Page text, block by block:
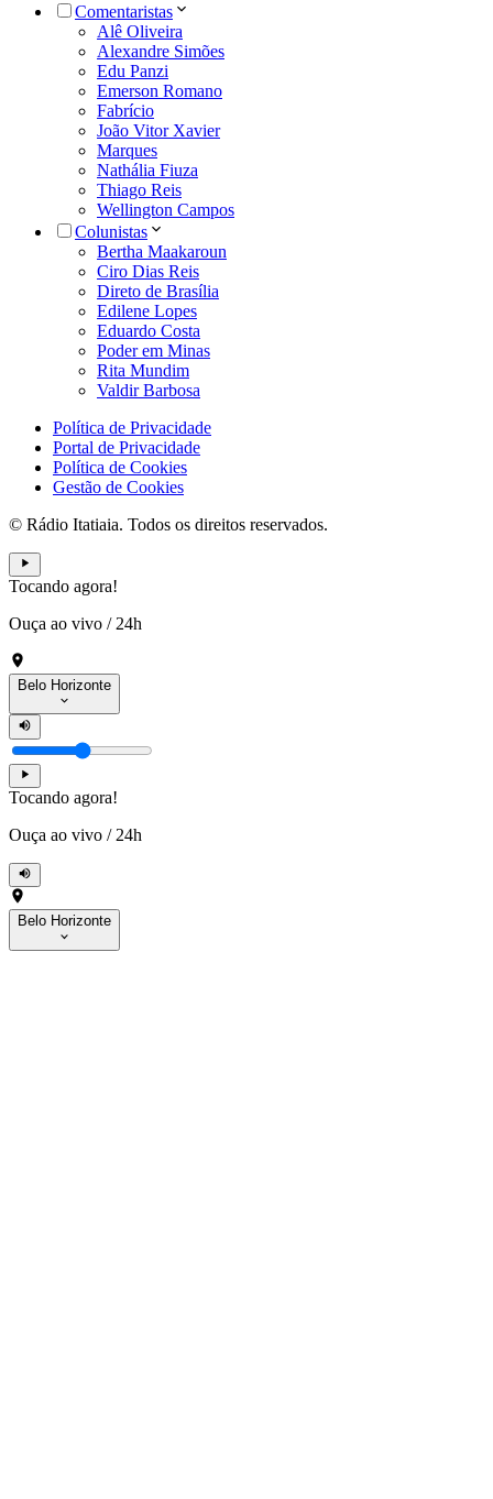
Comentaristas
Alê Oliveira
Alexandre Simões
Edu Panzi
Emerson Romano
Fabrício
João Vitor Xavier
Marques
Nathália Fiuza
Thiago Reis
Wellington Campos
Colunistas
Bertha Maakaroun
Ciro Dias Reis
Direto de Brasília
Edilene Lopes
Eduardo Costa
Poder em Minas
Rita Mundim
Valdir Barbosa
Política de Privacidade
Portal de Privacidade
Política de Cookies
Gestão de Cookies
© Rádio Itatiaia. Todos os direitos reservados.
Tocando agora!
Ouça ao vivo / 24h
Belo Horizonte
Tocando agora!
Ouça ao vivo / 24h
Belo Horizonte